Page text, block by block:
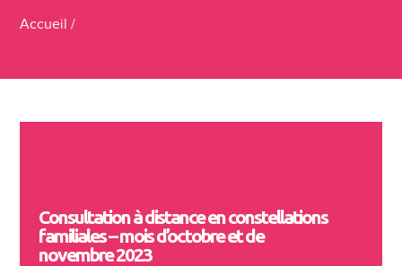
Accueil /
Consultation à distance en constellations
familiales – mois d’octobre et de
novembre 2023